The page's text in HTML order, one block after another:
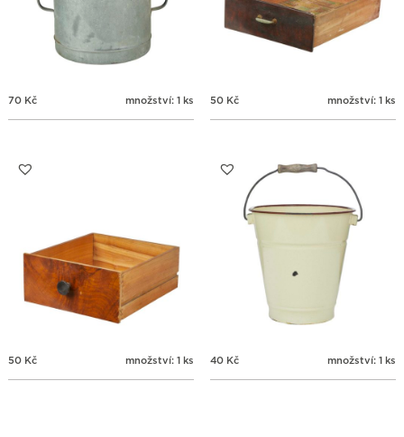
70 Kč množství: 1 ks 50 Kč množství: 1 ks
50 Kč množství: 1 ks 40 Kč množství: 1 ks